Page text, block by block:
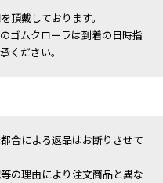
頂戴しております。
ゴムクローラは到着の日時指
ください。
合による返品はお断りさせて
の理由により注文商品と異な